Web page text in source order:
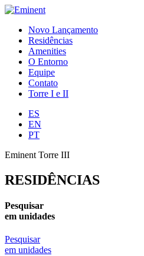
Novo Lançamento
Residências
Amenities
O Entorno
Equipe
Contato
Torre I e II
ES
EN
PT
Eminent Torre III
RESIDÊNCIAS
Pesquisar
em unidades
Pesquisar
em unidades